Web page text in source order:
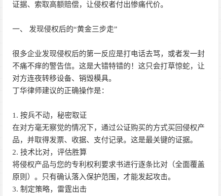
证据、索取高额赔偿，让侵权者付出惨痛代价。
一、 发现侵权后的“黄金三步走”
很多企业发现侵权后的第一反应是打电话去骂，或者发一封
不痛不痒的警告信。这是大错特错的！这只会打草惊蛇，让
对方连夜转移设备、销毁模具。
丁华律师建议的正确操作是：
1. 按兵不动，秘密取证
在对方毫无察觉的情况下，通过公证购买的方式买回侵权产
品，并取得发票、收据、支付记录。这是最关键的证据。
2. 技术比对，评估胜算
将侵权产品与您的专利权利要求书进行逐条比对（全面覆盖
原则）。只有确认落入保护范围，才能发起攻击。
3. 制定策略，雷霆出击